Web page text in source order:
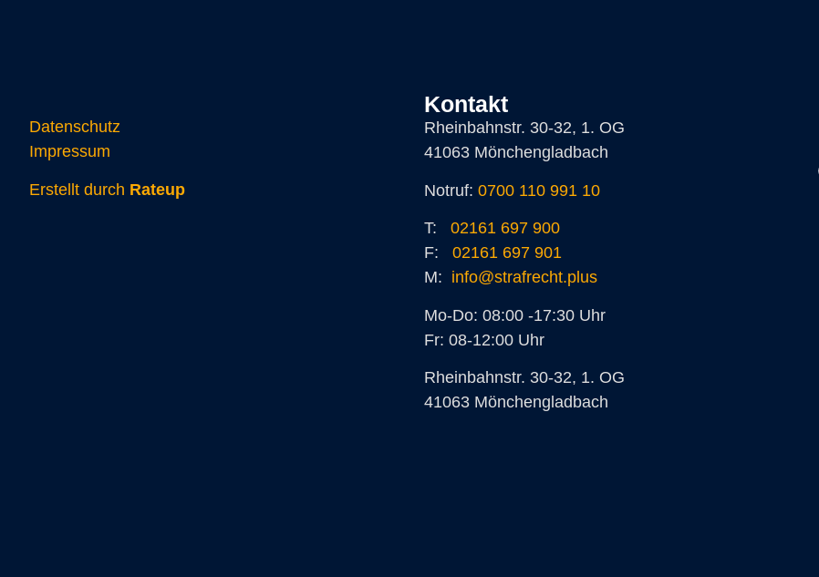
Datenschutz
Impressum
Erstellt durch Rateup
Kontakt
Rheinbahnstr. 30-32, 1. OG
41063 Mönchengladbach
Notruf:0700 110 991 10
T:02161 697 900
F:02161 697 901
M: info@strafrecht.plus
Mo-Do: 08:00 -17:30 Uhr
Fr: 08-12:00 Uhr
Rheinbahnstr. 30-32, 1. OG
41063 Mönchengladbach